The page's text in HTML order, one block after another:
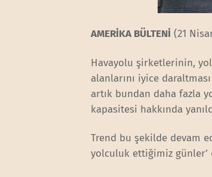
AMERİKA BÜLTENİ (21
Havayolu şirketlerinin,
alanlarını iyice
artık bundan daha fazla
kapasitesi hakkında
Trend bu şekilde devam
yolculuk ettiğimiz günler’